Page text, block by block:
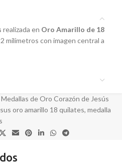
realizada en Oro Amarillo de 18
milímetros con imagen central a
Medallas de Oro Corazón de Jesús
oro amarillo 18 quilates, medalla